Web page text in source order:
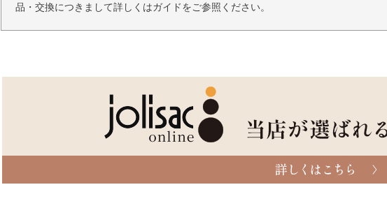
品・交換につきまして詳しくはガイドをご参照ください。